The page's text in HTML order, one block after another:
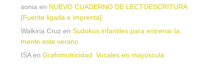
sonia en NUEVO CUADERNO DE LECTOESCRITURA
[Fuente ligada e imprenta]
Walkiria Cruz en Sudokus infantiles para entrenar la
mente este verano
ISAen Grafomotricidad. Vocales en mayúscula